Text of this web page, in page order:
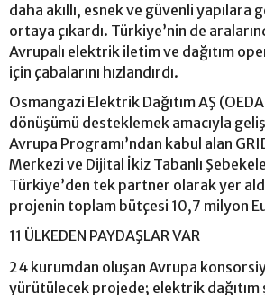
daha akıllı, esnek ve güvenli yapılara
ortaya çıkardı. Türkiye’nin de
Avrupalı elektrik iletim ve dağıtım
için çabalarını hızlandırdı.
Osmangazi Elektrik Dağıtım AŞ
dönüşümü desteklemek amacıyla
Avrupa Programı’ndan kabul alan
Merkezi ve Dijital İkiz Tabanlı
Türkiye’den tek partner olarak yer
projenin toplam bütçesi 10,7 milyon
11 ÜLKEDEN PAYDAŞLAR VAR
24 kurumdan oluşan Avrupa
yürütülecek projede; elektrik